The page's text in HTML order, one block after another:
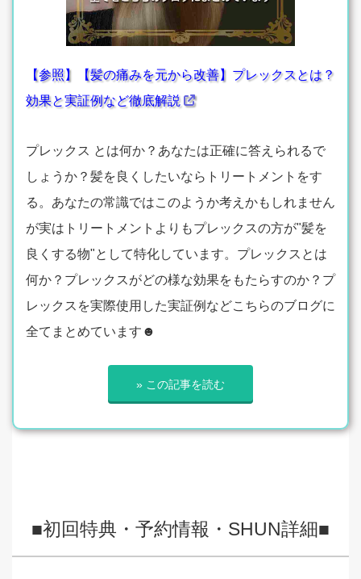
【参照】【髪の痛みを元から改善】プレックスとは？
効果と実証例など徹底解説
プレックス とは何か？あなたは正確に答えられるで
しょうか？髪を良くしたいならトリートメントをす
る。あなたの常識ではこのようか考えかもしれません
が実はトリートメントよりもプレックスの方が"髪を
良くする物"として特化しています。プレックスとは
何か？プレックスがどの様な効果をもたらすのか？プ
レックスを実際使用した実証例などこちらのブログに
全てまとめています☻
» この記事を読む
■初回特典・予約情報・SHUN詳細■